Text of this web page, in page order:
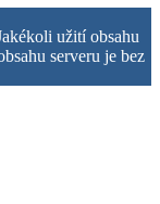
užití obsahu
serveru je bez